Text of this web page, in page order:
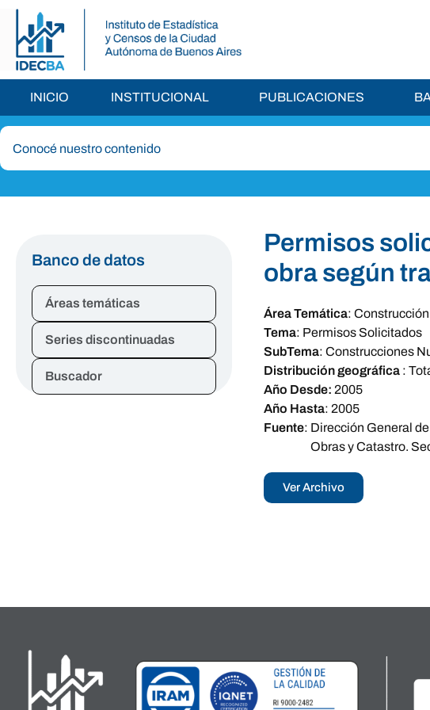
INICIO INSTITUCIONAL PUBLICACIONES
Banco de datos
Áreas temáticas
Series discontinuadas
Buscador
Permisos
obra según
Área Temática:
Tema: Permisos Solicitados
SubTema: Construcciones
Distribución geográfica :
Año Desde: 2005
Año Hasta: 2005
Fuente: Dirección General
Obras y Catastro.
Ver Archivo